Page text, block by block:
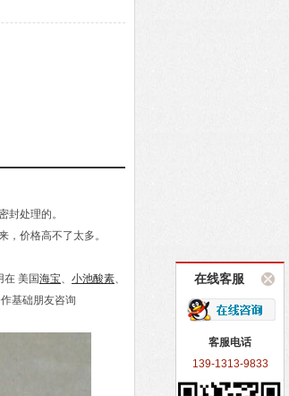
封处理的。
价格高不了太多。
在 美国海宝、 小池酸素、
基础朋友咨询
在线客服
客服电话
139-1313-9833